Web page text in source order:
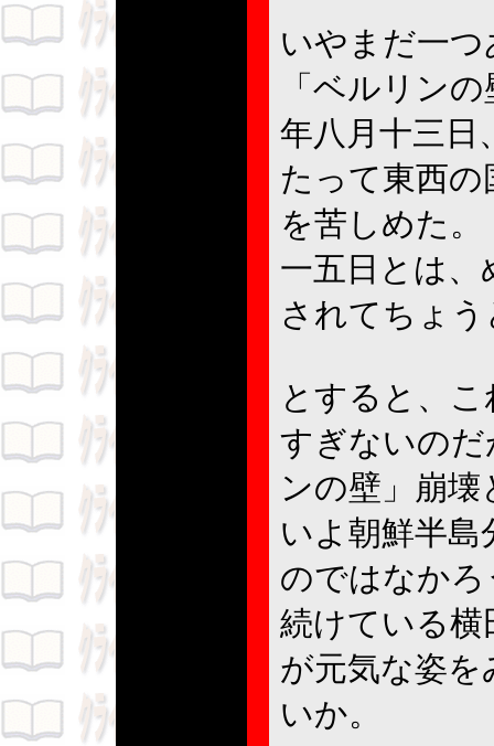
いやまだ一
「ベルリン
年八月十三日
たって東西
を苦しめた
一五日とは、
されてちょ
とすると、
すぎないの
ンの壁」崩
いよ朝鮮半島
のではなか
続けている
が元気な姿
いか。